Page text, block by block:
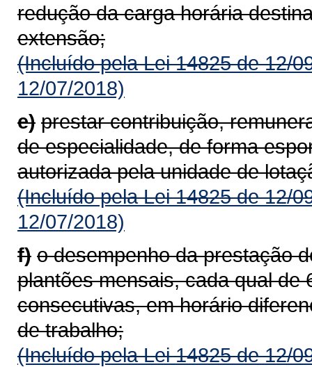
redução da carga horária
extensão;
(Incluído pela Lei 14825 de 12/
12/07/2018)
e) prestar contribuição,
de especialidade, de forma
autorizada pela unidade de
(Incluído pela Lei 14825 de 12/
12/07/2018)
f) o desempenho da prestação
plantões mensais, cada qual de
consecutivas, em horário
de trabalho;
(Incluído pela Lei 14825 de 12/